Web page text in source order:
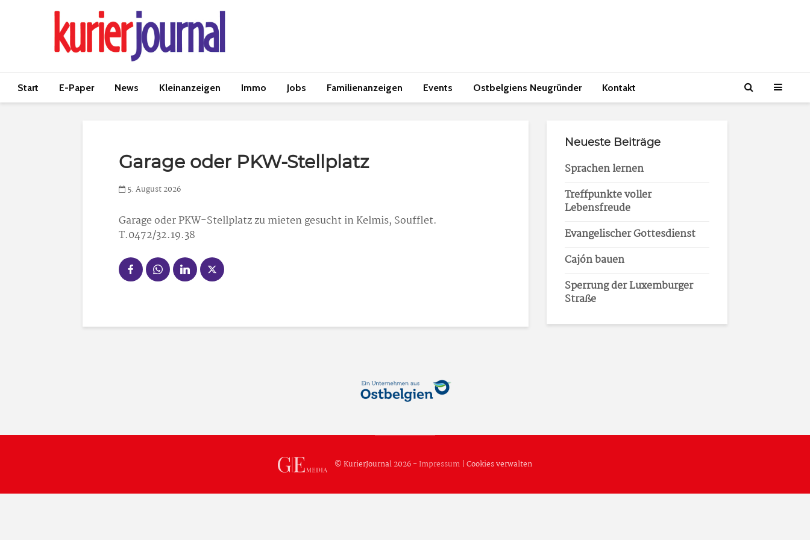
Start E-Paper News Kleinanzeigen Immo Jobs Familienanzeigen Events Ostbelgiens Neugründer Kontakt
Garage oder PKW-Stellplatz
5. August 2026
Garage oder PKW-Stellplatzzu mieten gesucht in Kelmis, Soufflet.
T.0472/32.19.38
Neueste Beiträge
Sprachen lernen
Treffpunkte voller
Lebensfreude
Evangelischer Gottesdienst
Cajón bauen
Sperrung der Luxemburger
Straße
© KurierJournal 2026 -Impressum |Cookies verwalten